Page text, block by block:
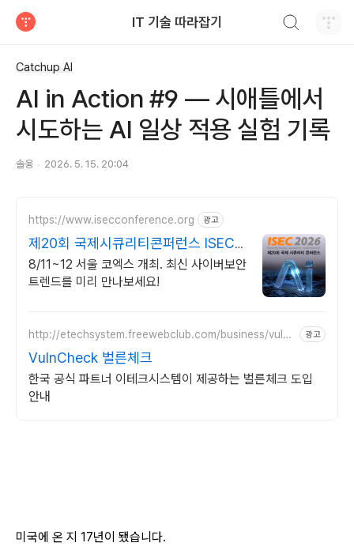
IT 기술 따라잡기
Catchup AI
AI in Action #9 — 시애틀에서
시도하는 AI 일상 적용 실험 기록
솔웅 2026. 5. 15. 20:04
https://www.isecconference.org 광고
제20회 국제시큐리티콘퍼런스 ISEC
2026
8/11~12 서울 코엑스 개최. 최신 사이버보안
트렌드를 미리 만나보세요!
http://etechsystem.freewebclub.com/business/vulnc
광고
VulnCheck 벌른체크
한국 공식 파트너 이테크시스템이 제공하는 벌른체크 도입
안내
미국에 온 지 17년이 됐습니다.